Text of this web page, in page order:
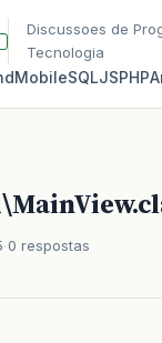
Discussoes de
Tecnologia
MobileSQLJSPHP
0 respostas